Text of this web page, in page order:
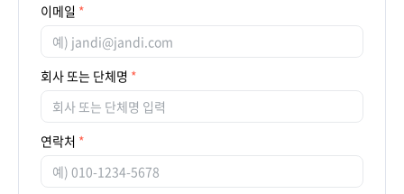
이메일
회사 또는 단체명
연락처